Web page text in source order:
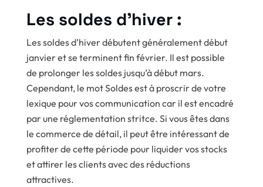
Les soldes d’hiver :
Les soldes d’hiver débutent généralement début
janvier et se terminent fin février. Il est possible
de prolonger les soldes jusqu’à début mars.
Cependant, le mot Soldes est à proscrir de votre
lexique pour vos communication car il est encadré
par une réglementation stritce. Si vous êtes dans
le commerce de détail, il peut être intéressant de
profiter de cette période pour liquider vos stocks
et attirer les clients avec des réductions
attractives.